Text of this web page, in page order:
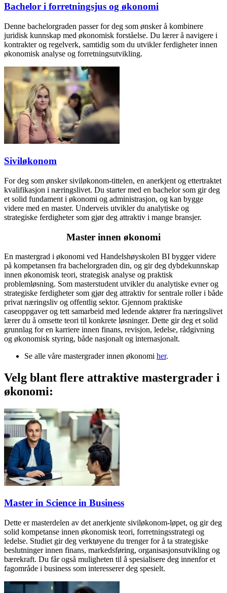
Bachelor i forretningsjus og økonomi
Denne bachelorgraden passer for deg som ønsker å kombinere
juridisk kunnskap med økonomisk forståelse. Du lærer å navigere i
kontrakter og regelverk, samtidig som du utvikler ferdigheter innen
økonomisk analyse og forretningsutvikling.
Siviløkonom
For deg som ønsker siviløkonom-tittelen, en anerkjent og ettertraktet
kvalifikasjon i næringslivet. Du starter med en bachelor som gir deg
et solid fundament i økonomi og administrasjon, og kan bygge
videre med en master. Underveis utvikler du analytiske og
strategiske ferdigheter som gjør deg attraktiv i mange bransjer.
Master innen økonomi
En mastergrad i økonomi ved Handelshøyskolen BI bygger videre
på kompetansen fra bachelorgraden din, og gir deg dybdekunnskap
innen økonomisk teori, strategisk analyse og praktisk
problemløsning. Som masterstudent utvikler du analytiske evner og
strategiske ferdigheter som gjør deg attraktiv for sentrale roller i både
privat næringsliv og offentlig sektor. Gjennom praktiske
caseoppgaver og tett samarbeid med ledende aktører fra næringslivet
lærer du å omsette teori til konkrete løsninger. Dette gir deg et solid
grunnlag for en karriere innen finans, revisjon, ledelse, rådgivning
og økonomisk styring, både nasjonalt og internasjonalt.
Se alle våre mastergrader innen økonomi her.
Velg blant flere attraktive mastergrader i
økonomi:
Master in Science in Business
Dette er masterdelen av det anerkjente siviløkonom-løpet, og gir deg
solid kompetanse innen økonomisk teori, forretningsstrategi og
ledelse. Studiet gir deg verktøyene du trenger for å ta strategiske
beslutninger innen finans, markedsføring, organisasjonsutvikling og
bærekraft. Du får også muligheten til å spesialisere deg innenfor et
fagområde i business som interesserer deg spesielt.